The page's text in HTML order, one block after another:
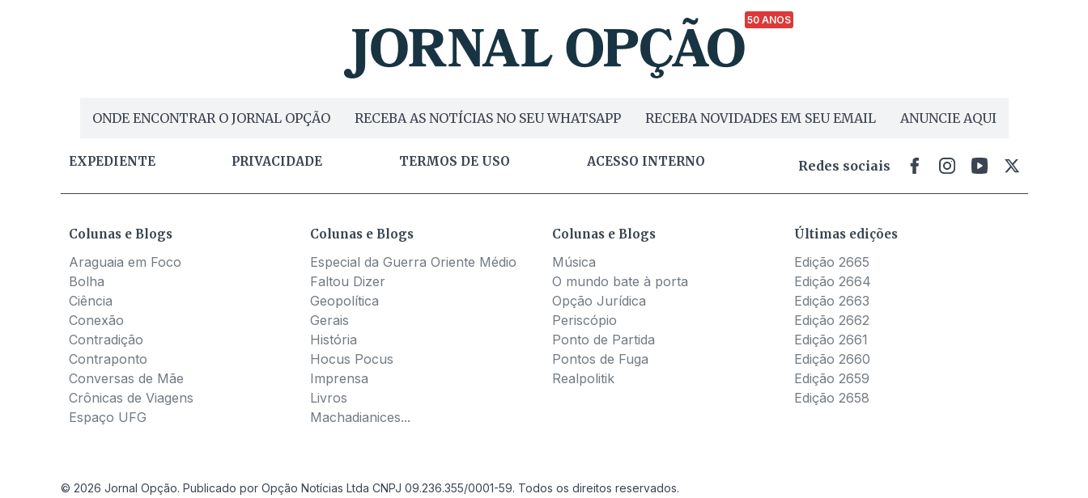
50 ANOS
ONDE ENCONTRAR O JORNAL OPÇÃO RECEBA AS NOTÍCIAS NO SEU WHATSAPP RECEBA NOVIDADES EM SEU EMAIL ANUNCIE AQUI
EXPEDIENTE PRIVACIDADE TERMOS DE USO ACESSO INTERNO Redes sociais
Colunas e Blogs
Araguaia em Foco
Bolha
Ciência
Conexão
Contradição
Contraponto
Conversas de Mãe
Crônicas de Viagens
Espaço UFG
Colunas e Blogs
Especial da Guerra Oriente Médio
Faltou Dizer
Geopolítica
Gerais
História
Hocus Pocus
Imprensa
Livros
Machadianices...
Colunas e Blogs
Música
O mundo bate à porta
Opção Jurídica
Periscópio
Ponto de Partida
Pontos de Fuga
Realpolitik
Últimas edições
Edição 2665
Edição 2664
Edição 2663
Edição 2662
Edição 2661
Edição 2660
Edição 2659
Edição 2658
© 2026 Jornal Opção. Publicado por Opção Notícias Ltda CNPJ 09.236.355/0001-59. Todos os direitos reservados.